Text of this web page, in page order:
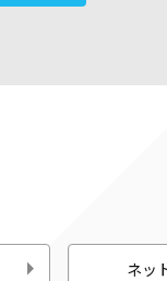
ネッ